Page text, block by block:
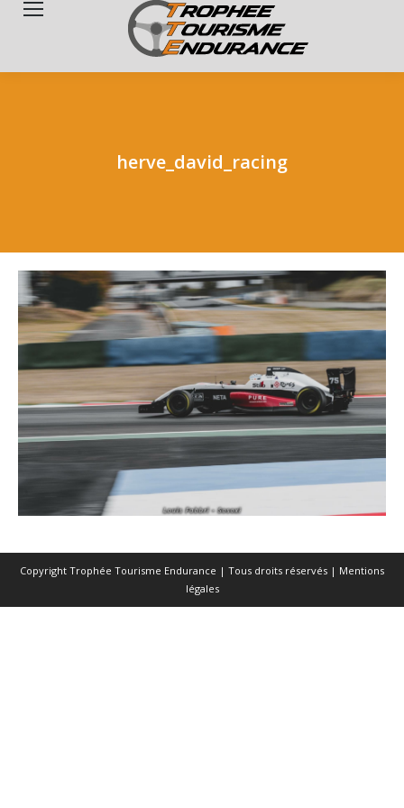
herve_david_racing
Copyright Trophée Tourisme Endurance | Tous droits réservés | Mentions
légales